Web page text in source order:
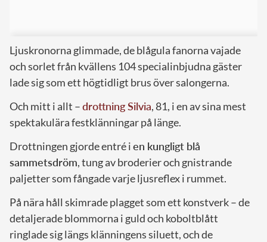
Ljuskronorna glimmade, de blågula fanorna vajade
och sorlet från kvällens 104 specialinbjudna gäster
lade sig som ett högtidligt brus över salongerna.
Och mitt i allt –drottning Silvia, 81, i en av sina mest
spektakulära festklänningar på länge.
Drottningen gjorde entré ien kungligt blå
sammetsdröm, tung av broderier och gnistrande
paljetter som fångade varje ljusreflex i rummet.
På nära håll skimrade plagget som ett konstverk – de
detaljerade blommorna i guld och koboltblått
ringlade sig längs klänningens siluett, och de